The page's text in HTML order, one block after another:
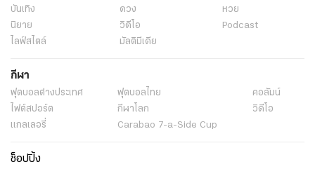
บันเทิง
ดวง
หวย
นิยาย
วิดีโอ
Podcast
ไลฟ์สไตล์
มัลติมีเดีย
กีฬา
ฟุตบอลต่่างประเทศ ฟุตบอลไทย
คอลัมน์
ไฟต์สปอร์ต
กีฬาโลก
วิดีโอ
แกลเลอรี่
Carabao 7-a-Side Cup
ช็อปปิ้ง